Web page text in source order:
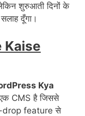
शुरुआती दिनों के
दूँगा।
Kaise
Kya
एक CMS है जिससे
drop feature से